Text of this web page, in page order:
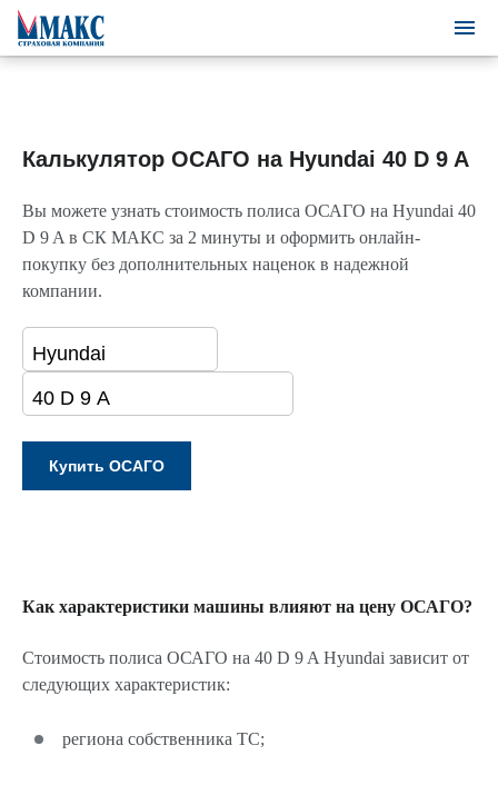
Калькулятор ОСАГО на Hyundai 40 D 9 A
Вы можете узнать стоимость полиса ОСАГО на Hyundai 40
D 9 A в СК МАКС за 2 минуты и оформить онлайн-
покупку без дополнительных наценок в надежной
компании.
Как характеристики машины влияют на цену ОСАГО?
Стоимость полиса ОСАГО на 40 D 9 A Hyundai зависит от
следующих характеристик:
региона собственника ТС;